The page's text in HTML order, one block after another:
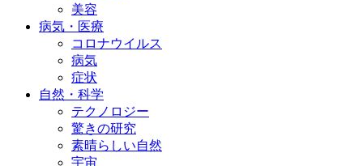
美容
病気・医療
コロナウイルス
病気
症状
自然・科学
テクノロジー
驚きの研究
素晴らしい自然
宇宙